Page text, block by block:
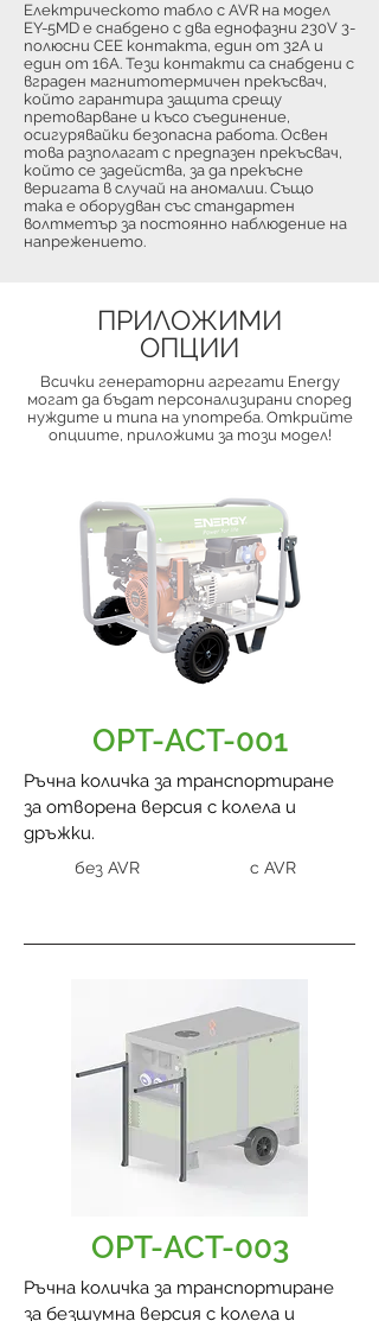
Електрическото табло с AVR на модел
EY-5MD е снабдено с два еднофазни 230V 3-
полюсни CEE контакта, един от 32A и
един от 16A. Тези контакти са снабдени с
вграден магнитотермичен прекъсвач,
който гарантира защита срещу
претоварване и късо съединение,
осигурявайки безопасна работа. Освен
това разполагат с предпазен прекъсвач,
който се задейства, за да прекъсне
веригата в случай на аномалии. Също
така е оборудван със стандартен
волтметър за постоянно наблюдение на
напрежението.
ПРИЛОЖИМИ
ОПЦИИ
Всички генераторни агрегати Energy
могат да бъдат персонализирани според
нуждите и типа на употреба. Открийте
опциите, приложими за този модел!
OPT-ACT-001
Ръчна количка за транспортиране
за отворена версия с колела и
дръжки.
без AVR с AVR
OPT-ACT-003
Ръчна количка за транспортиране
за безшумна версия с колела и